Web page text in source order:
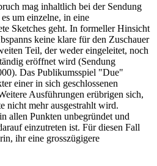
mag inhaltlich bei der Sendung
um einzelne, in eine
Sketches geht. In formeller Hinsicht
keine klare für den Zuschauer
Teil, der weder eingeleitet, noch
eröffnet wird (Sendung
Das Publikumsspiel "Due"
einer in sich geschlossenen
Ausführungen erübrigen sich,
nicht mehr ausgestrahlt wird.
allen Punkten unbegründet und
einzutreten ist. Für diesen Fall
ihr eine grosszügigere